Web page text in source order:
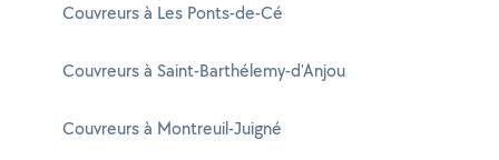
Couvreurs à Les Ponts-de-Cé
Couvreurs à Saint-Barthélemy-d'Anjou
Couvreurs à Montreuil-Juigné